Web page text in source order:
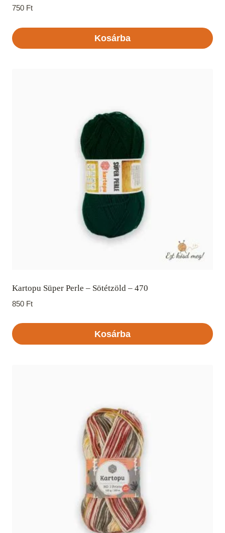
750 Ft
Kosárba
Kartopu Süper Perle – Sötétzöld – 470
850 Ft
Kosárba